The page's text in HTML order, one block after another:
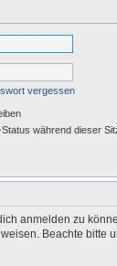
vergessen
Status während dieser
anmelden zu
Beachte